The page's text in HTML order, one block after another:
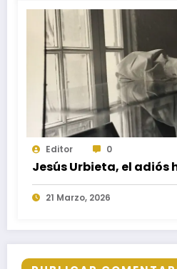
Editor 0
Jesús Urbieta, el adiós
21 Marzo, 2026